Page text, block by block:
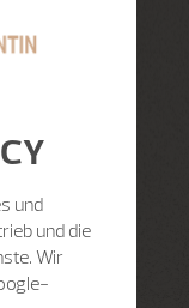
und
und die
Wir